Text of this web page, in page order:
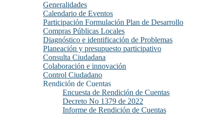
Generalidades
Calendario de Eventos
Participación Formulación Plan de Desarrollo
Compras Públicas Locales
Diagnóstico e identificación de Problemas
Planeación y presupuesto participativo
Consulta Ciudadana
Colaboración e innovación
Control Ciudadano
Rendición de Cuentas
Encuesta de Rendición de Cuentas
Decreto No 1379 de 2022
Informe de Rendición de Cuentas